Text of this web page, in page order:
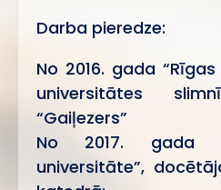
Darba pieredze:
No 2016. gada
universitātes
“Gaiļezers”
No 2017. gada
universitāte”,